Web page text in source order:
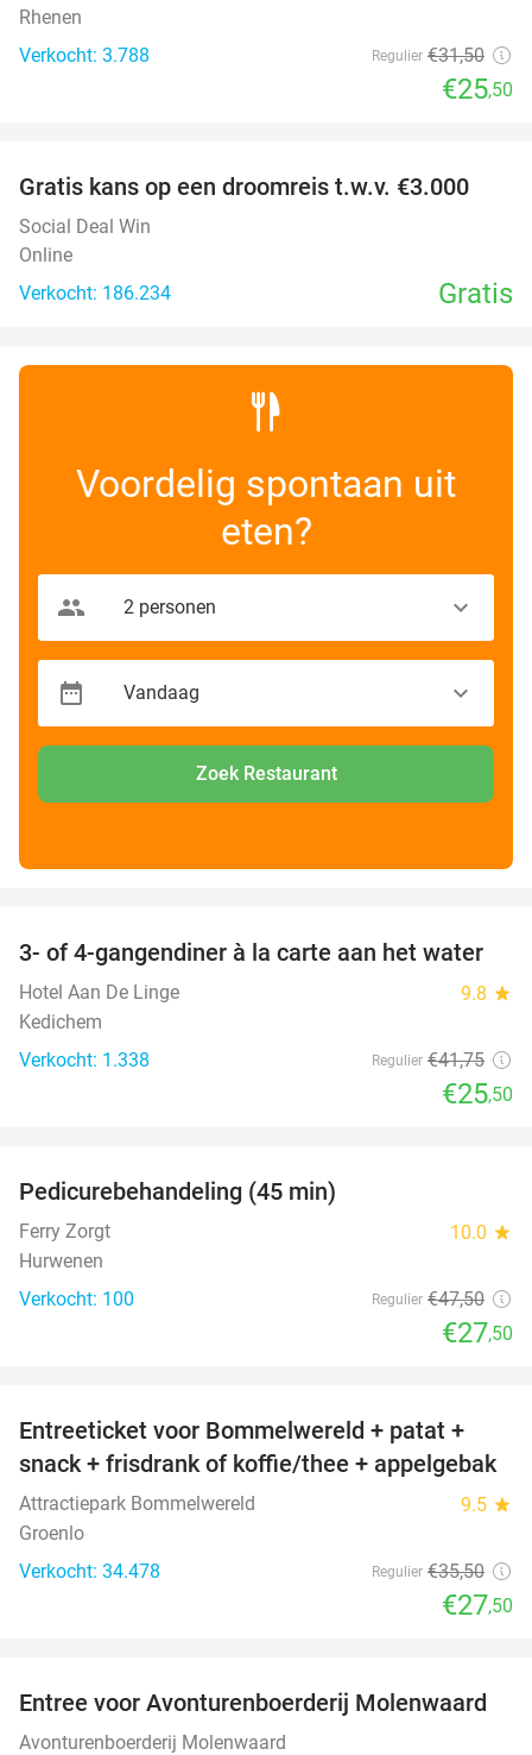
Rhenen
Verkocht: 3.788
Regulier €31,50
€25,50
Gratis kans op een droomreis t.w.v. €3.000
Social Deal Win
Online
Verkocht: 186.234
Gratis
Voordelig spontaan uit
eten?
Zoek Restaurant
39%
3- of 4-gangendiner à la carte aan het water
Hotel Aan De Linge 9.8 star
Kedichem
Verkocht: 1.338
Regulier €41,75
€25,50
OUT
Pedicurebehandeling (45 min)
Ferry Zorgt 10.0 star
Hurwenen
Verkocht: 100
Regulier €47,50
€27,50
23%
Entreeticket voor Bommelwereld + patat +
snack + frisdrank of koffie/thee + appelgebak
Attractiepark Bommelwereld 9.5 star
Groenlo
Verkocht: 34.478
Regulier €35,50
€27,50
27%
Entree voor Avonturenboerderij Molenwaard
Avonturenboerderij Molenwaard